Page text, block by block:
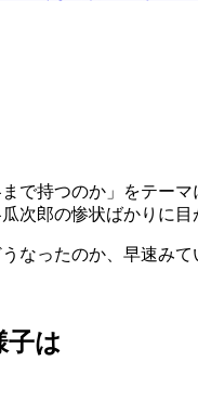
で持つのか」をテー
次郎の惨状ばかりに目
なったのか、早速みて
子は